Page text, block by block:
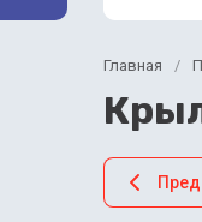
Главная /